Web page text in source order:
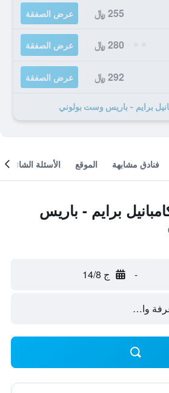
255 ﷼ عرض الصفقة
280 ﷼ عرض الصفقة
292 ﷼ عرض الصفقة
فنادق مشابهة الموقع الأسئلة الشائعة
برايم - باريس
- ج 14/8